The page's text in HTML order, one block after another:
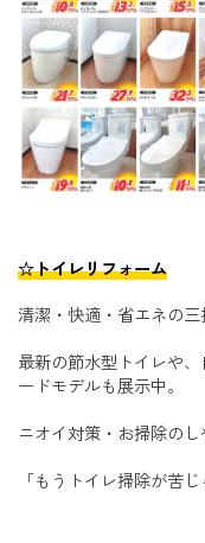
☆トイレリフォーム
清潔・快適・省エネの三
最新の節水型トイレや
ードモデルも展示中。
ニオイ対策・お掃除のし
「もうトイレ掃除が苦